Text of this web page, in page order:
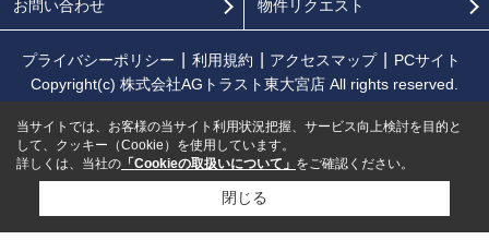
お問い合わせ 物件リクエスト
プライバシーポリシー 利用規約 アクセスマップ
PCサイト
Copyright(c) 株式会社AGトラスト東大宮店 All rights reserved.
当サイトでは、お客様の当サイト利用状況把握、サービス向上検討を目的と
して、クッキー（Cookie）を使用しています。
詳しくは、当社の 「Cookieの取扱いについて」 をご確認ください。
閉じる